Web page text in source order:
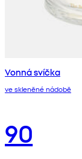
Vonná svíčka
ve skleněné nádobě
90